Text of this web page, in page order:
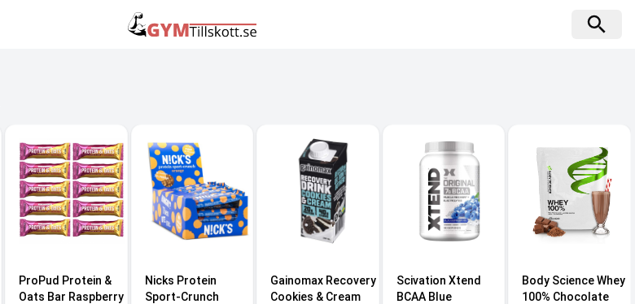
ProPud Protein &
Oats Bar Raspberry
Nicks Protein
Sport-Crunch
Gainomax Recovery
Cookies & Cream
Scivation Xtend
BCAA Blue
Body Science Whey
100% Chocolate